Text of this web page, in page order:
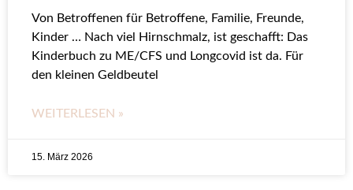
Von Betroffenen für Betroffene, Familie, Freunde,
Kinder … Nach viel Hirnschmalz, ist geschafft: Das
Kinderbuch zu ME/CFS und Longcovid ist da. Für
den kleinen Geldbeutel
WEITERLESEN »
15. März 2026